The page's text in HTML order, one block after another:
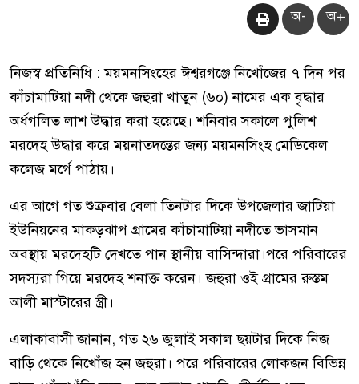
অ- অ+
নিজস্ব প্রতিনিধি : ময়মনসিংহের ঈশ্বরগঞ্জে নিখোঁজের ৭ দিন পর
কাঁচামাটিয়া নদী থেকে জহুরা খাতুন (৬০) নামের এক বৃদ্ধার
অর্ধগলিত লাশ উদ্ধার করা হয়েছে। শনিবার সকালে পুলিশ
মরদেহ উদ্ধার করে ময়নাতদন্তের জন্য ময়মনসিংহ মেডিকেল
কলেজ মর্গে পাঠায়।
এর আগে গত শুক্রবার বেলা তিনটার দিকে উপজেলার জাটিয়া
ইউনিয়নের মাকড়ঝাপ গ্রামের কাঁচামাটিয়া নদীতে ভাসমান
অবস্থায় মরদেহটি দেখতে পান স্থানীয় বাসিন্দারা।পরে পরিবারের
সদস্যরা গিয়ে মরদেহ শনাক্ত করেন। জহুরা ওই গ্রামের রুস্তম
আলী মাস্টারের স্ত্রী।
এলাকাবাসী জানান, গত ২৬ জুলাই সকাল ছয়টার দিকে নিজ
বাড়ি থেকে নিখোঁজ হন জহুরা। পরে পরিবারের লোকজন বিভিন্ন